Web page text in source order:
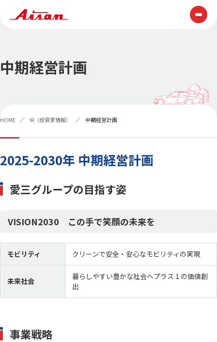
テクノロジー
製品情報
経営理念 AISAN GROUP VISION2030
スポンサード
中期経営計画
HOME IR（投資家情報） 中期経営計画
2025-2030年 中期経営計画
愛三グループの目指す姿
VISION2030 この手で笑顔の未来を
モビリティ クリーンで安全・安心なモビリティの実現
未来社会
暮らしやすい豊かな社会へプラス１の価値創
出
事業戦略